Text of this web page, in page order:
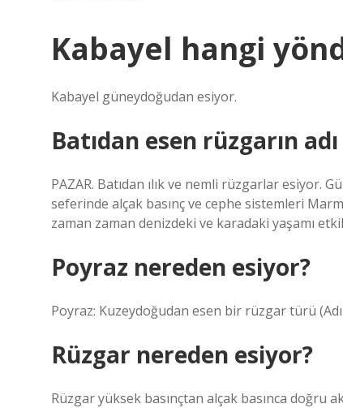
Kabayel hangi
Kabayel güneydoğudan esiyor.
Batıdan esen rüzgarın
PAZAR. Batıdan ılık ve nemli rüzgarlar esiyor.
seferinde alçak basınç ve cephe sistemleri
zaman zaman denizdeki ve karadaki yaşamı
Poyraz nereden esiyor?
Poyraz: Kuzeydoğudan esen bir rüzgar türü
Rüzgar nereden esiyor?
Rüzgar yüksek basınçtan alçak basınca doğru